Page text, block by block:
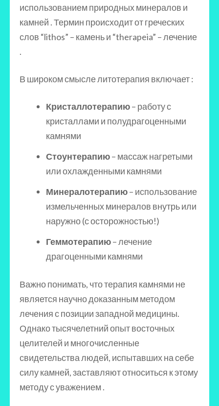
использованием природных минералов и
камней . Термин происходит от греческих
слов “lithos” – камень и “therapeia” – лечение
.
В широком смысле литотерапия включает :
Кристаллотерапию– работу с
кристаллами и полудрагоценными
камнями
Стоунтерапию– массаж нагретыми
или охлажденными камнями
Минералотерапию– использование
измельченных минералов внутрь или
наружно (с осторожностью!)
Геммотерапию– лечение
драгоценными камнями
Важно понимать, что терапия камнями не
является научно доказанным методом
лечения с позиции западной медицины.
Однако тысячелетний опыт восточных
целителей и многочисленные
свидетельства людей, испытавших на себе
силу камней, заставляют относиться к этому
методу с уважением .